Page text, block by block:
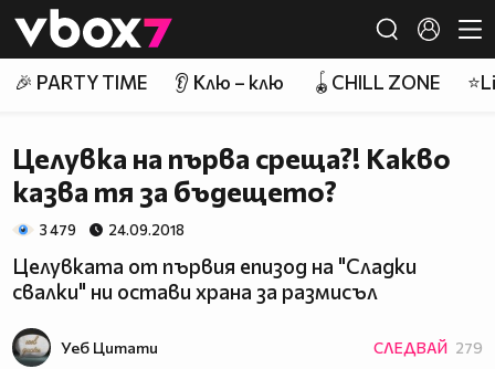
👾
🎉 PARTY TIME 👂 Клю – клю 🪀CHILL ZONE
Целувка на първа среща?! Какво
казва тя за бъдещето?
3 479 24.09.2018
Целувката от първия епизод на "Сладки
свалки" ни остави храна за размисъл
Уеб Цитати СЛЕДВАЙ 279